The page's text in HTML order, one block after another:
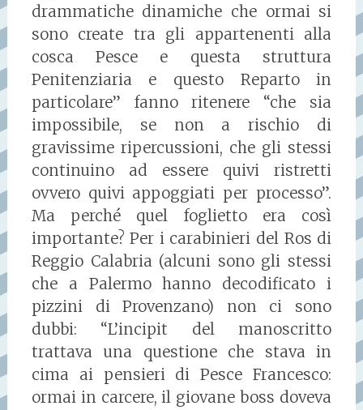
drammatiche dinamiche che ormai si
sono create tra gli appartenenti alla
cosca Pesce e questa struttura
Penitenziaria e questo Reparto in
particolare” fanno ritenere “che sia
impossibile, se non a rischio di
gravissime ripercussioni, che gli stessi
continuino ad essere quivi ristretti
ovvero quivi appoggiati per processo”.
Ma perché quel foglietto era così
importante? Per i carabinieri del Ros di
Reggio Calabria (alcuni sono gli stessi
che a Palermo hanno decodificato i
pizzini di Provenzano) non ci sono
dubbi: “L’incipit del manoscritto
trattava una questione che stava in
cima ai pensieri di Pesce Francesco:
ormai in carcere, il giovane boss doveva